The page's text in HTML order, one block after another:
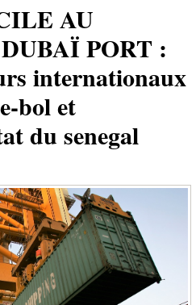
AU
PORT :
internationaux
bol et
du senegal